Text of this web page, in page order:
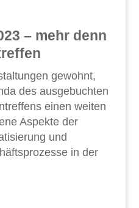
– mehr denn
gewohnt,
des ausgebuchten
einen weiten
Aspekte der
und
in der